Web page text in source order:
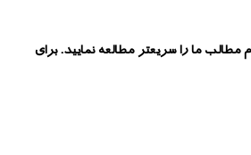
مطالب ما را سریعتر مطالعه نمایید. برای